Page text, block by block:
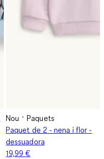
Nou
Paquets
Paquet de 2 - nena i flor -
dessuadora
19,99 €